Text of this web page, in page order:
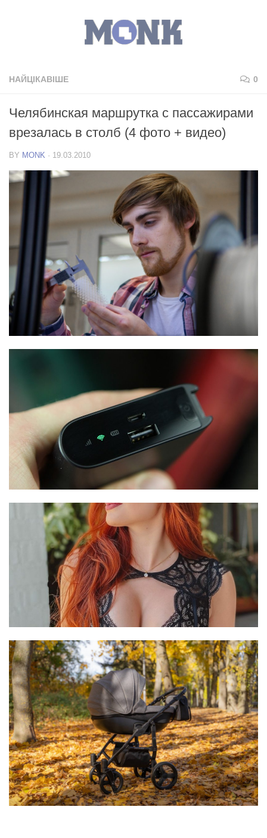
НАЙЦІКАВІШЕ 0
Челябинская маршрутка с пассажирами
врезалась в столб (4 фото + видео)
BY MONK · 19.03.2010